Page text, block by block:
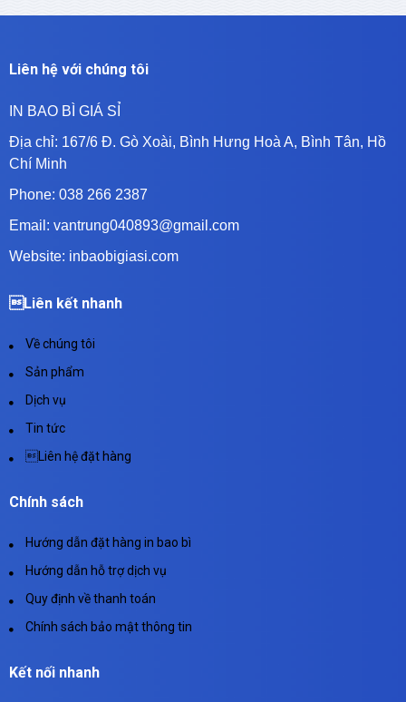
Liên hệ với chúng tôi
IN BAO BÌ GIÁ SỈ
Địa chỉ: 167/6 Đ. Gò Xoài, Bình Hưng Hoà A, Bình Tân, Hồ
Chí Minh
Phone: 038 266 2387
Email: vantrung040893@gmail.com
Website: inbaobigiasi.com
Liên kết nhanh
Về chúng tôi
Sản phẩm
Dịch vụ
Tin tức
Liên hệ đặt hàng
Chính sách
Hướng dẫn đặt hàng in bao bì
Hướng dẫn hỗ trợ dịch vụ
Quy định về thanh toán
Chính sách bảo mật thông tin
Kết nối nhanh